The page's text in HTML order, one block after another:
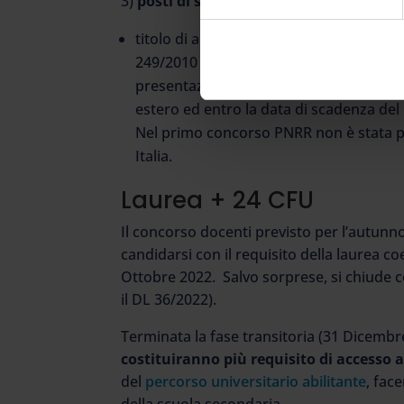
titolo di accesso alla classe di
249/2010 per il grado richiesto (il titolo
presentazione della domanda; è
estero ed entro la data di scadenza
Nel primo concorso PNRR non è stata
Italia.
Laurea + 24 CFU
Il concorso docenti previsto per
candidarsi con il requisito della laurea
Ottobre 2022. Salvo sorprese, si chiude
il DL 36/2022).
Terminata la fase transitoria (31
costituiranno più requisito di accesso
del percorso universitario abilitante,